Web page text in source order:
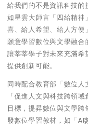
給我們的不是資訊科技
如星雲大師言「四給精
喜、給人希望、給人方便
願意學習數位與文學融合
讓莘莘學子對未來充滿
提供創新可能。
同時配合教育部「數位
「促進人文與科技跨領
目標，提昇數位與文學
發數位學習教材，如「AI